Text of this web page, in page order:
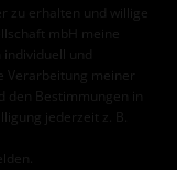
zu erhalten und willige
mbH meine
und
Verarbeitung meiner
Bestimmungen in
jederzeit z. B.